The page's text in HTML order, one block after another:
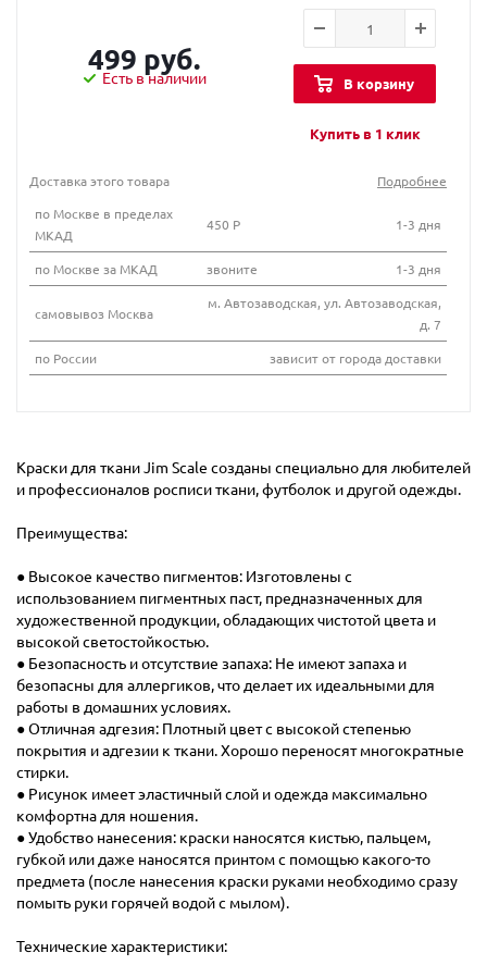
499 руб.
Есть в наличии В корзину
Купить в 1 клик
Доставка этого товара
Подробнее
по Москве в пределах
МКАД
450 Р 1-3 дня
по Москве за МКАД звоните 1-3 дня
самовывоз Москва
м. Автозаводская, ул. Автозаводская,
д. 7
по России
зависит от города доставки
Краски для ткани Jim Scale созданы специально для любителей
и профессионалов росписи ткани, футболок и другой одежды.
Преимущества:
● Высокое качество пигментов: Изготовлены с
использованием пигментных паст, предназначенных для
художественной продукции, обладающих чистотой цвета и
высокой светостойкостью.
● Безопасность и отсутствие запаха: Не имеют запаха и
безопасны для аллергиков, что делает их идеальными для
работы в домашних условиях.
● Отличная адгезия: Плотный цвет с высокой степенью
покрытия и адгезии к ткани. Хорошо переносят многократные
стирки.
● Рисунок имеет эластичный слой и одежда максимально
комфортна для ношения.
● Удобство нанесения: краски наносятся кистью, пальцем,
губкой или даже наносятся принтом с помощью какого-то
предмета (после нанесения краски руками необходимо сразу
помыть руки горячей водой с мылом).
Технические характеристики: